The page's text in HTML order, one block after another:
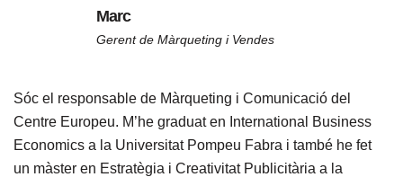
Marc
Gerent de Màrqueting i Vendes
Sóc el responsable de Màrqueting i Comunicació del
Centre Europeu. M’he graduat en International Business
Economics a la Universitat Pompeu Fabra i també he fet
un màster en Estratègia i Creativitat Publicitària a la